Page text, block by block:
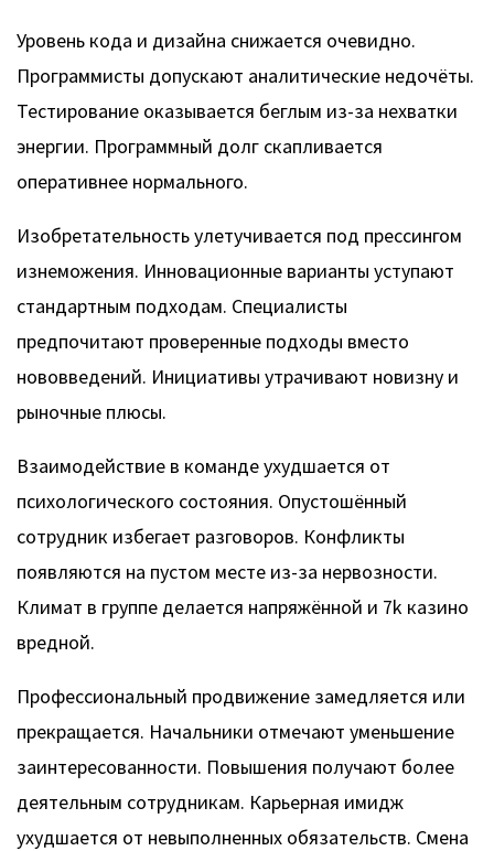
Уровень кода и дизайна снижается очевидно.
Программисты допускают аналитические недочёты.
Тестирование оказывается беглым из-за нехватки
энергии. Программный долг скапливается
оперативнее нормального.
Изобретательность улетучивается под прессингом
изнеможения. Инновационные варианты уступают
стандартным подходам. Специалисты
предпочитают проверенные подходы вместо
нововведений. Инициативы утрачивают новизну и
рыночные плюсы.
Взаимодействие в команде ухудшается от
психологического состояния. Опустошённый
сотрудник избегает разговоров. Конфликты
появляются на пустом месте из-за нервозности.
Климат в группе делается напряжённой и 7k казино
вредной.
Профессиональный продвижение замедляется или
прекращается. Начальники отмечают уменьшение
заинтересованности. Повышения получают более
деятельным сотрудникам. Карьерная имидж
ухудшается от невыполненных обязательств. Смена